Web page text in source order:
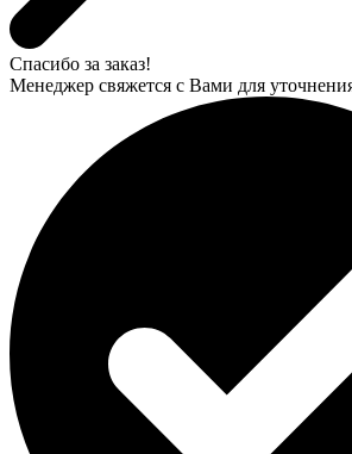
Спасибо за заказ!
Менеджер свяжется с Вами для